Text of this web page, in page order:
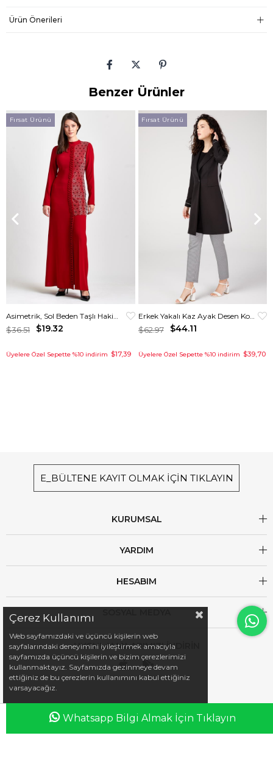
Ürün Önerileri
Benzer Ürünler
$19.32
$36.51
Fırsat Ürünü
Üyelere Özel Sepette %10 indirim $17,39
Erkek Yakalı Kaz Ayak Desen Kombinli Pantolon Ceket Takım Siyah
$44.11
$62.97
Fırsat Ürünü
Üyelere Özel Sepette %10 indirim $39,70
E_BÜLTENE KAYIT OLMAK İÇİN TIKLAYIN
KURUMSAL
YARDIM
HESABIM
UYGULAMALARIMIZI İNDİRİN
Whatsapp Bilgi Almak İçin Tıklayın
Çerez Kullanımı
Web sayfamızdaki ve üçüncü kişilerin web
sayfalarındaki deneyimini iyileştirmek amacıyla
sayfamızda üçüncü kişilerin ve bizim çerezlerimizi
kullanmaktayız. Sayfamızda gezinmeye devam
ettiğiniz de bu çerezlerin kullanımını kabul ettiğiniz
varsayacağız.
Anasayfa Favorilerim Sepetim Üye Girişi